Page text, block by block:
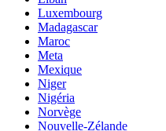
Luxembourg
Madagascar
Maroc
Meta
Mexique
Niger
Nigéria
Norvège
Nouvelle-Zélande